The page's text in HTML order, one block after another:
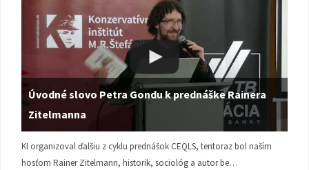
Úvodné slovo Petra Gondu k prednáške Rainera
Zitelmanna
KI organizoval ďalšiu z cyklu prednášok CEQLS, tentoraz bol naším
hosťom Rainer Zitelmann, historik, sociológ a autor be…